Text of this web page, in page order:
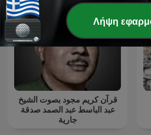
قرآن كريم مجود بصوت الشيخ
عبد الباسط عبد الصمد صدقة
جارية
Λήψη